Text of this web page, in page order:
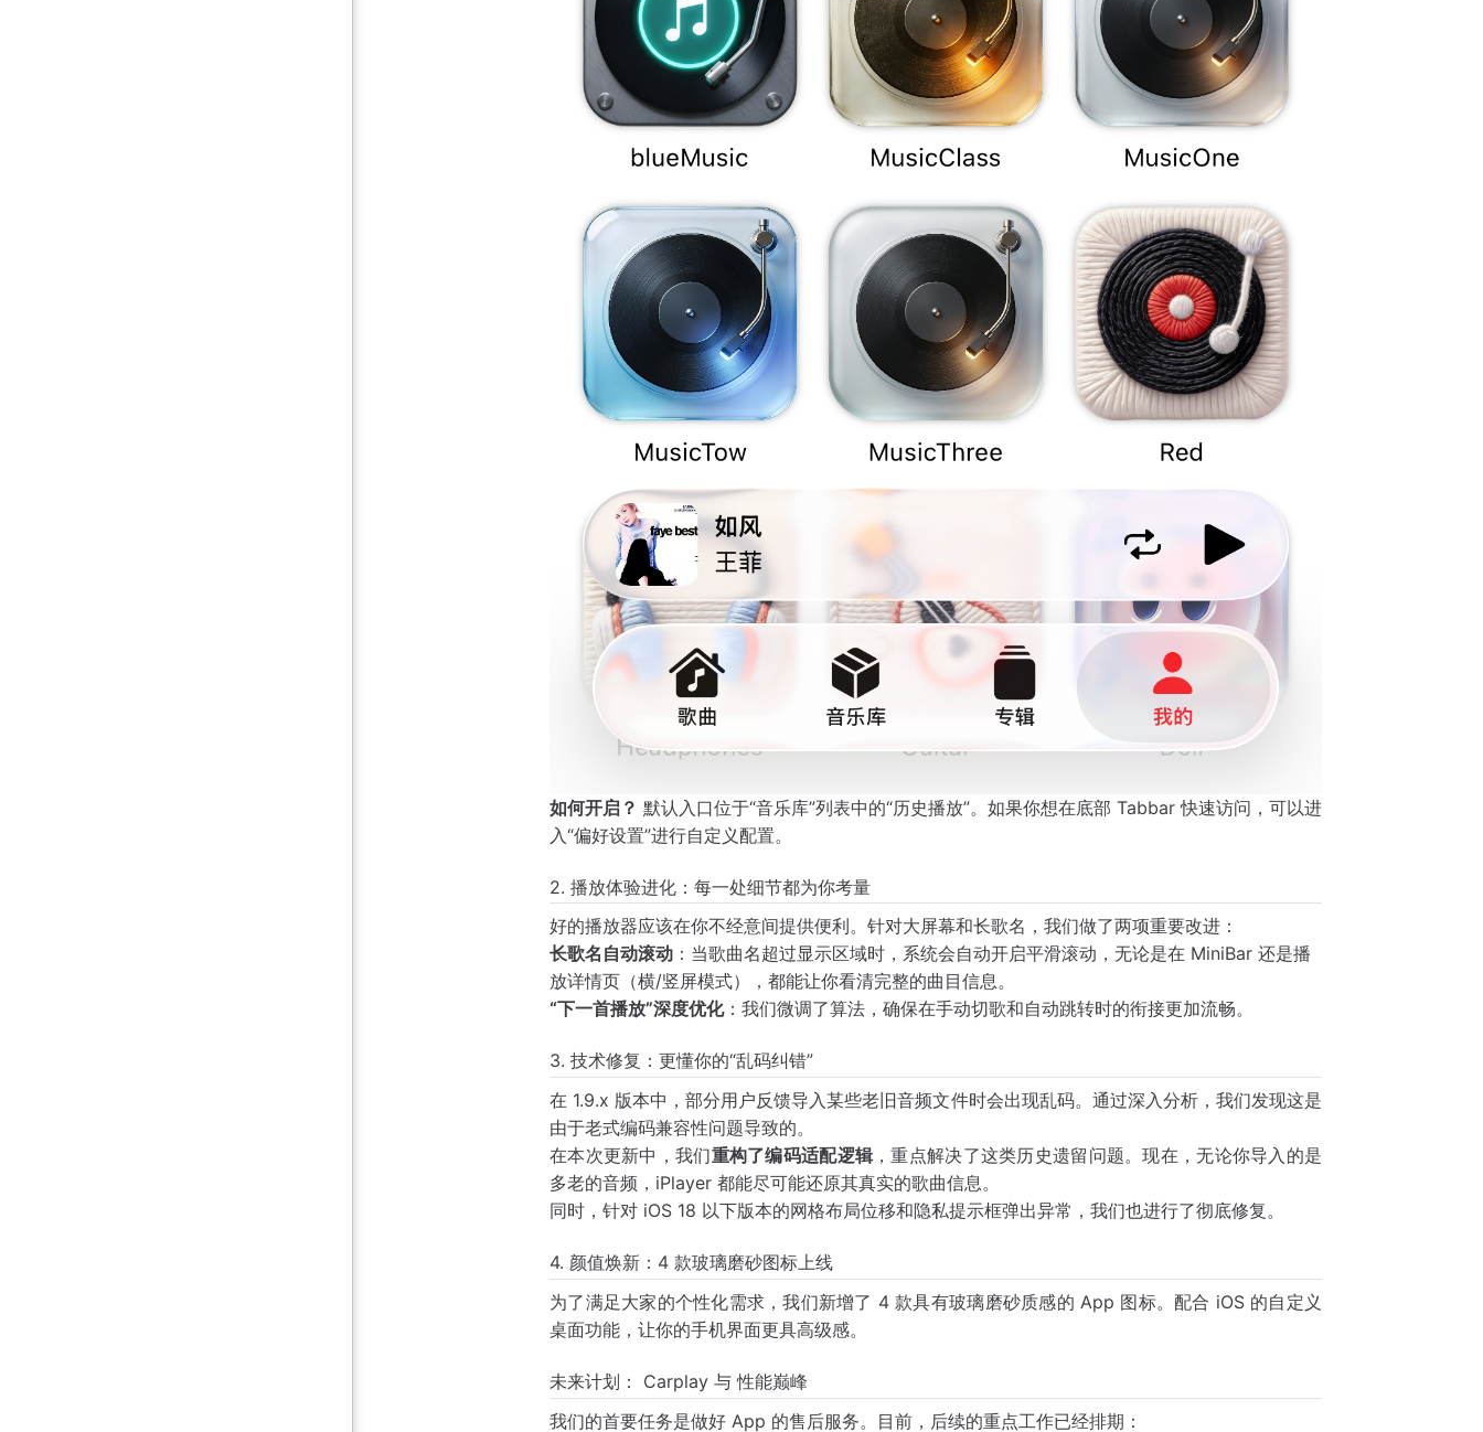
如何开启？ 默认入口位于“音乐库”列表中的“历史播放”。如果你想在底部 Tabbar 快速访问，可以进
入“偏好设置”进行自定义配置。
2. 播放体验进化：每一处细节都为你考量
好的播放器应该在你不经意间提供便利。针对大屏幕和长歌名，我们做了两项重要改进：
长歌名自动滚动 ：当歌曲名超过显示区域时，系统会自动开启平滑滚动，无论是在 MiniBar 还是播
放详情页（横/竖屏模式），都能让你看清完整的曲目信息。
“下一首播放”深度优化：我们微调了算法，确保在手动切歌和自动跳转时的衔接更加流畅。
3. 技术修复：更懂你的“乱码纠错”
在 1.9.x 版本中，部分用户反馈导入某些老旧音频文件时会出现乱码。通过深入分析，我们发现这是
由于老式编码兼容性问题导致的。
在本次更新中，我们重构了编码适配逻辑，重点解决了这类历史遗留问题。现在，无论你导入的是
多老的音频，iPlayer 都能尽可能还原其真实的歌曲信息。
同时，针对 iOS 18 以下版本的网格布局位移和隐私提示框弹出异常，我们也进行了彻底修复。
4. 颜值焕新：4 款玻璃磨砂图标上线
为了满足大家的个性化需求，我们新增了 4 款具有玻璃磨砂质感的 App 图标。配合 iOS 的自定义
桌面功能，让你的手机界面更具高级感。
未来计划： Carplay 与 性能巅峰
我们的首要任务是做好 App 的售后服务。目前，后续的重点工作已经排期：